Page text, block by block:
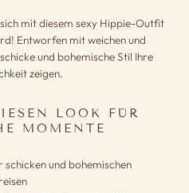
mit diesem sexy Hippie-Outfit
Entworfen mit weichen und
und bohemische Stil Ihre
zeigen.
LOOK FÜR
MOMENTE
und bohemischen